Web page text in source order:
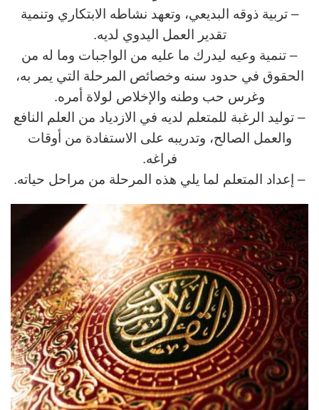
– تربية ذوقه البديعي، وتعهد نشاطه الابتكاري وتنمية
تقدير العمل اليدوي لديه.
– تنمية وعيه ليدرك ما عليه من الواجبات وما له من
الحقوق في حدود سنه وخصائص المرحلة التي يمر به،
وغرس حب وطنه والإخلاص لولاة أمره.
– توليد الرغبة للمتعلم لديه في الازدياد من العلم النافع
والعمل الصالح، وتدريبه على الاستفادة من أوقات
فراغه.
– إعداد المتعلم لما يلي هذه المرحلة من مراحل حياته.